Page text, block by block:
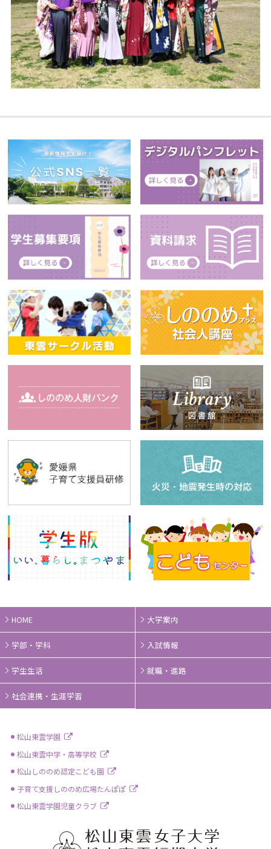
HOME 大学案内
学部・学科 入試情報
学生生活 就職・進路
社会連携・生涯学習
松山東雲学園
松山東雲中学・高等学校
松山しののめ認定こども園
子育て支援しののめ広場たんぽぽ
松山東雲学園児童クラブ